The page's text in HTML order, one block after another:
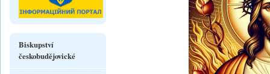
Biskupství
českobudějovické